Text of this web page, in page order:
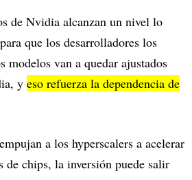
de Nvidia alcanzan un nivel lo
que los desarrolladores los
modelos van a quedar ajustados
y eso refuerza la dependencia de
a los hyperscalers a acelerar
de chips, la inversión puede salir